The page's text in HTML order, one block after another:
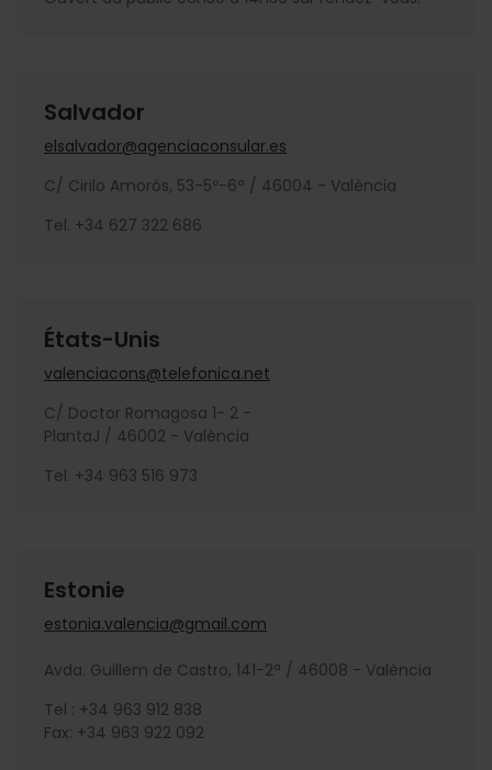
Salvador
elsalvador@agenciaconsular.es
C/ Cirilo Amorós, 53-5º-6ª / 46004 - València
Tel. +34 627 322 686
États-Unis
valenciacons@telefonica.net
C/ Doctor Romagosa 1- 2 -
PlantaJ / 46002 - València
Tel. +34 963 516 973
Estonie
estonia.valencia@gmail.com
Avda. Guillem de Castro, 141-2ª / 46008 - València
Tel : +34 963 912 838
Fax: +34 963 922 092